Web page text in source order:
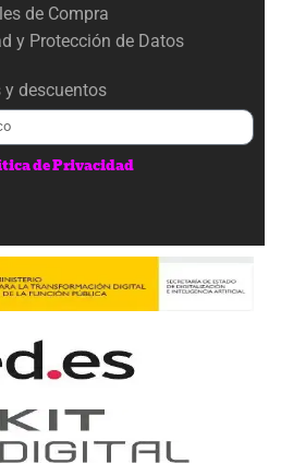
de Compra
y Protección de Datos
y descuentos
de Privacidad